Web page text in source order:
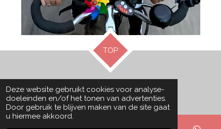
Deze website gebruikt cookies voor analyse-
doeleinden en/of het tonen van advertenties.
Door gebruik te blijven maken van de site gaat
u hiermee akkoord.
TOP
© 2022 - 2026 Isa belt aan.
Powered by JouwWeb